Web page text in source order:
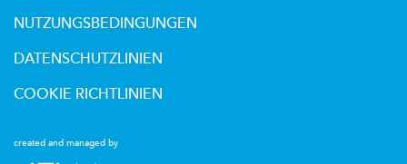
created and managed by
NUTZUNGSBEDINGUNGEN
DATENSCHUTZLINIEN
COOKIE RICHTLINIEN